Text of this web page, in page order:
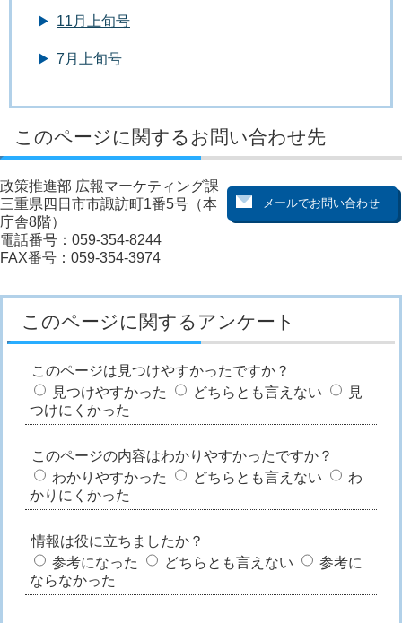
11月上旬号
7月上旬号
このページに関するお問い合わせ先
政策推進部 広報マーケティング課
三重県四日市市諏訪町1番5号（本
庁舎8階）
電話番号：059-354-8244
FAX番号：059-354-3974
このページに関するアンケート
このページは見つけやすかったですか？
見つけやすかった
どちらとも言えない
見
つけにくかった
このページの内容はわかりやすかったですか？
わかりやすかった
どちらとも言えない
わ
かりにくかった
情報は役に立ちましたか？
参考になった
どちらとも言えない
参考に
ならなかった